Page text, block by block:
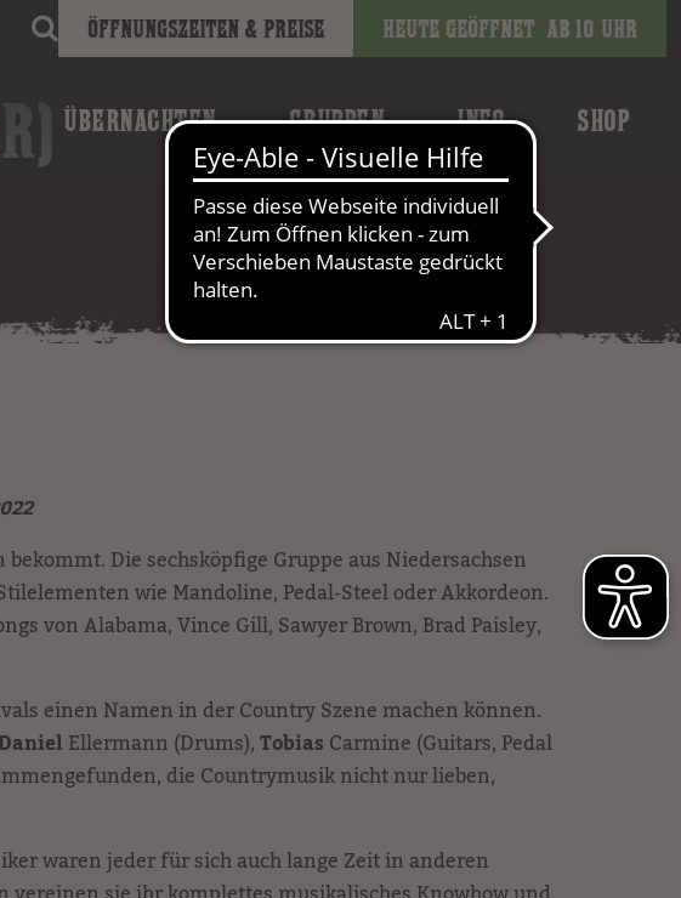
ÜBERNACHTEN GRUPPEN INFO SHOP
Öffnungszeiten & Preise Heute geöffnet ab 10 Uhr
Die sechsköpfige Gruppe aus Niedersachsen
wie Mandoline, Pedal-Steel oder Akkordeon.
von Alabama, Vince Gill, Sawyer Brown, Brad Paisley,
einen Namen in der Country Szene machen können.
DanielEllermann (Drums),TobiasCarmine (Guitars, Pedal
die Countrymusik nicht nur lieben,
waren jeder für sich auch lange Zeit in anderen